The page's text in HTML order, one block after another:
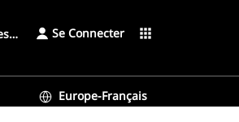
Se Connecter apps
Europe-Français